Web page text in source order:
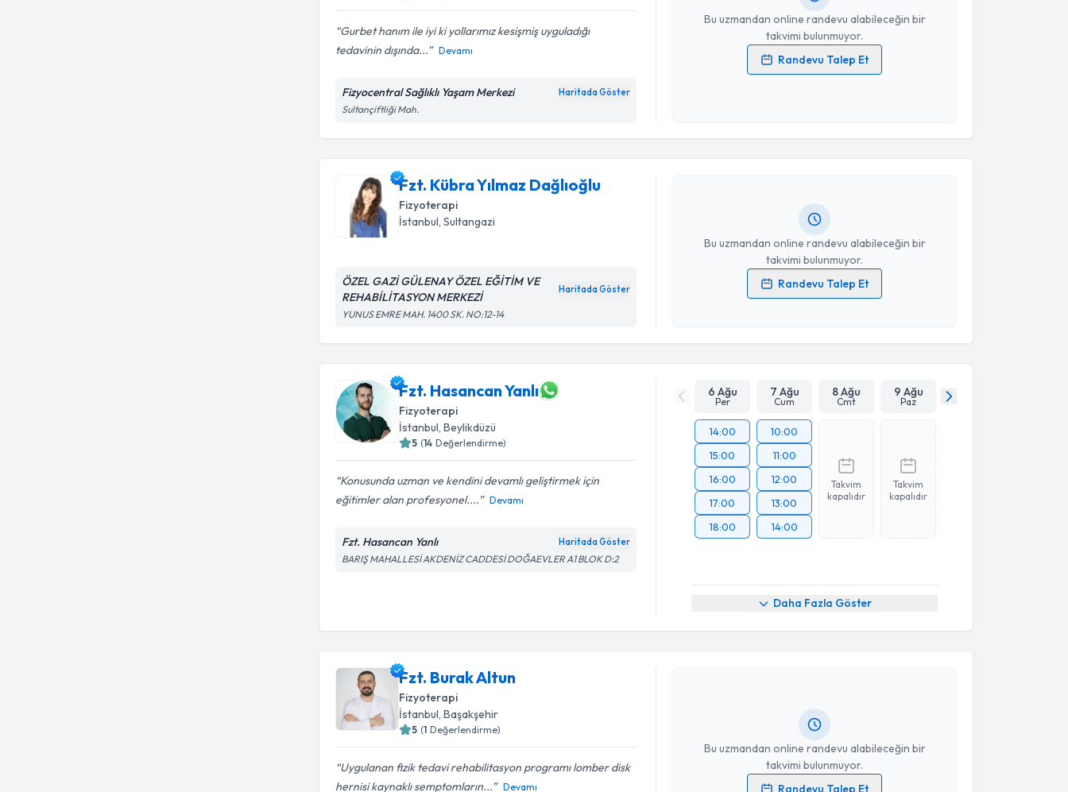
Gurbet hanım ile iyi ki yollarımız kesişmiş uyguladığı
tedavinin dışında...
Devamı
Fizyocentral Sağlıklı Yaşam Merkezi Haritada Göster
Sultançiftliği Mah.
Bu uzmandan online randevu alabileceğin bir
takvimi bulunmuyor.
Randevu Talep Et
Kişisel verilerimin işlenmesine ilişkinAydınlatma Metni
Takvim Talebini Gönder
Fzt. Kübra Yılmaz Dağlıoğlu
Fizyoterapi
İstanbul,Sultangazi
ÖZEL GAZİ GÜLENAY ÖZEL EĞİTİM VE
REHABİLİTASYON MERKEZİ
Haritada Göster
YUNUS EMRE MAH. 1400 SK. NO:12-14
Bu uzmandan online randevu alabileceğin bir
takvimi bulunmuyor.
Randevu Talep Et
Fzt. Kübra Yılmaz Dağlıoğluiçin randevu takvimi talebi
oluşturun. Size bu uzmandan randevu almanız için bir takvim
Kişisel verilerimin işlenmesine ilişkinAydınlatma Metni
Fzt. Hasancan Yanlı
Fizyoterapi
İstanbul,Beylikdüzü
5 (14 Değerlendirme)
Konusunda uzman ve kendini devamlı geliştirmek için
eğitimler alan profesyonel....
Devamı
Fzt. Hasancan Yanlı Haritada Göster
BARIŞ MAHALLESİ AKDENİZ CADDESİ DOĞAEVLER A1 BLOK D:2
6 Ağu
Per
7 Ağu
Cum
8 Ağu
Cmt
9 Ağu
Paz
14:00
15:00
16:00
17:00
18:00
10:00
11:00
12:00
13:00
14:00
Takvim
kapalıdır
Takvim
kapalıdır
Daha Fazla Göster
Fzt. Burak Altun
Fizyoterapi
İstanbul ,Başakşehir
5 (1 Değerlendirme)
Uygulanan fizik tedavi rehabilitasyon programı lomber disk
hernisi kaynaklı semptomların...
Devamı
Bu uzmandan online randevu alabileceğin bir
takvimi bulunmuyor.
Randevu Talep Et
Randevu Takvimi Talebi